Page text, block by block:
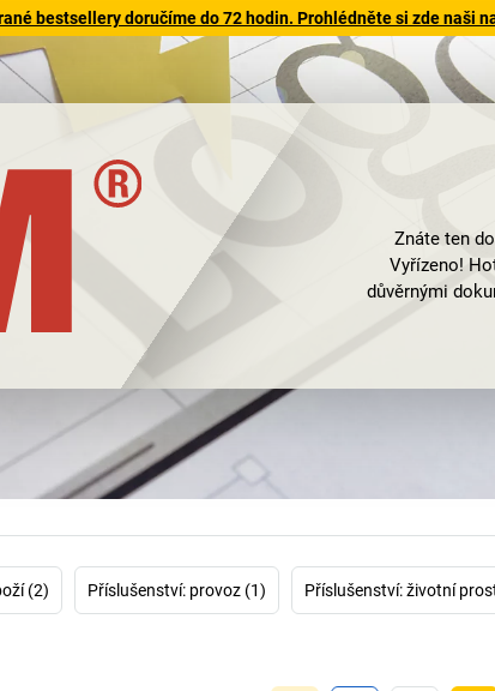
bestsellery doručíme do 72 hodin. Prohlédněte si zde naši
Znáte ten
Vyřízeno!
důvěrnými
údaje? Citlivé
potřebu, pro
likvidaci
kreditních
řezání na
energie oproti
skartovač
úsporného
vypne. Přes
(2) Příslušenství: provoz (1) Příslušenství: životní